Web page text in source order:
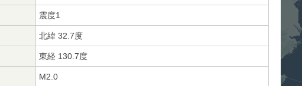
震度1
北緯 32.7度
東経 130.7度
M2.0